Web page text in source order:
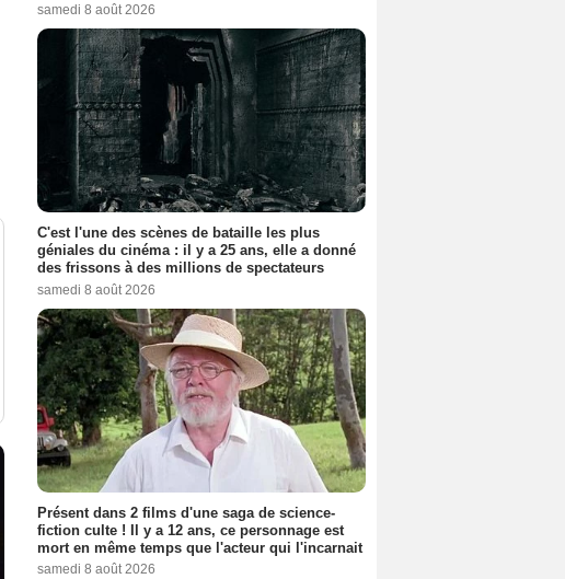
samedi 8 août 2026
C'est l'une des scènes de bataille les plus
géniales du cinéma : il y a 25 ans, elle a donné
des frissons à des millions de spectateurs
samedi 8 août 2026
Présent dans 2 films d'une saga de science-
fiction culte ! Il y a 12 ans, ce personnage est
mort en même temps que l'acteur qui l'incarnait
samedi 8 août 2026